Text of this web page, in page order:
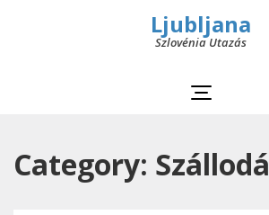
Ljubljana
Szlovénia Utazás
Category: